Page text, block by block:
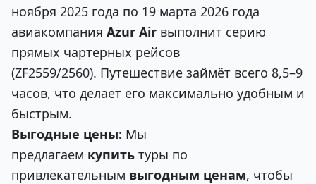
ноября 2025 года по 19 марта 2026 года
авиакомпания Azur Air выполнит серию
прямых чартерных рейсов
(ZF2559/2560). Путешествие займёт всего 8,5–9
часов, что делает его максимально удобным и
быстрым.
Выгодные цены: Мы
предлагаем купить туры по
привлекательным выгодным ценам, чтобы